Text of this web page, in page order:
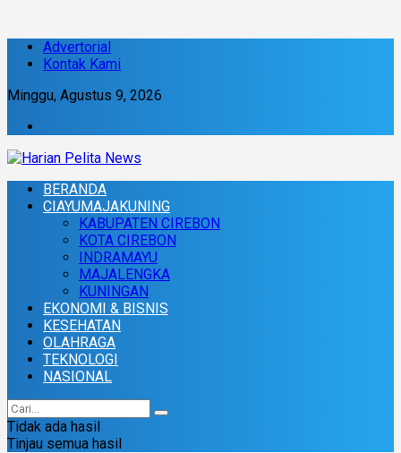
Advertorial
Kontak Kami
Minggu, Agustus 9, 2026
BERANDA
CIAYUMAJAKUNING
KABUPATEN CIREBON
KOTA CIREBON
INDRAMAYU
MAJALENGKA
KUNINGAN
EKONOMI & BISNIS
KESEHATAN
OLAHRAGA
TEKNOLOGI
NASIONAL
Tidak ada hasil
Tinjau semua hasil